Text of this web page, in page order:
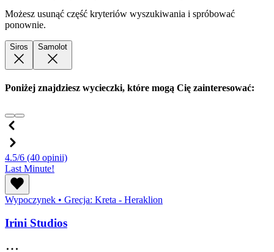
Możesz usunąć część kryteriów wyszukiwania i spróbować
ponownie.
Siros Samolot
Poniżej znajdziesz wycieczki, które mogą Cię zainteresować:
4.5/6 (40 opinii)
Last Minute!
Wypoczynek • Grecja: Kreta - Heraklion
Irini Studios